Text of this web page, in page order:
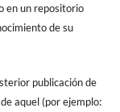
en un repositorio
de su
publicación de
aquel (por ejemplo: